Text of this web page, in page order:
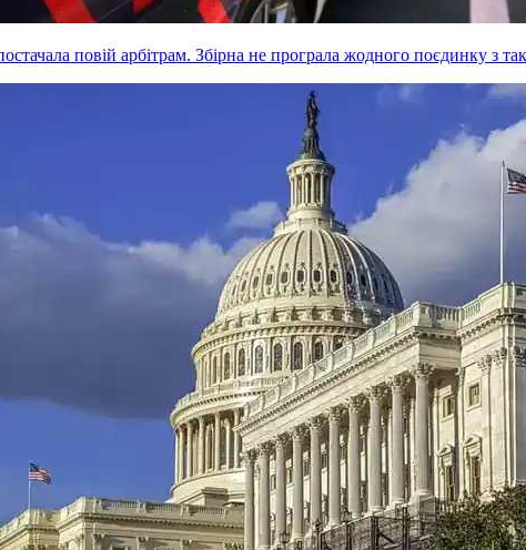
повій арбітрам. Збірна не програла жодного поєдинку з